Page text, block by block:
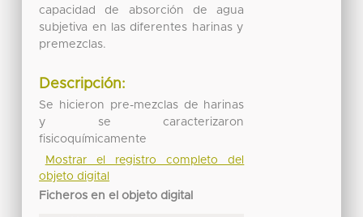
capacidad de absorción de agua
subjetiva en las diferentes harinas y
premezclas.
Descripción:
Se hicieron pre-mezclas de harinas
y se caracterizaron
fisicoquímicamente
Mostrar el registro completo del
objeto digital
Ficheros en el objeto digital